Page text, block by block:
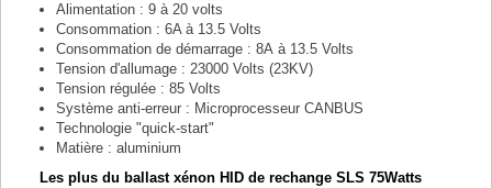
Alimentation : 9 à 20 volts
Consommation : 6A à 13.5 Volts
Consommation de démarrage : 8A à 13.5 Volts
Tension d'allumage : 23000 Volts (23KV)
Tension régulée : 85 Volts
Système anti-erreur : Microprocesseur CANBUS
Technologie "quick-start"
Matière : aluminium
Les plus du ballast xénon HID de rechange SLS 75Watts